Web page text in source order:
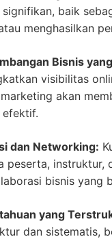
signifikan, baik
menghasilkan
Bisnis
visibilitas
akan
efektif.
dan Networking:
peserta,
bisnis yang
yang
dan sistematis,